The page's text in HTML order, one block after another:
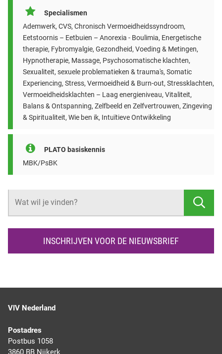
Specialismen
Ademwerk, CVS, Chronisch Vermoeidheidssyndroom,
Eetstoornis – Eetbuien – Anorexia - Boulimia, Energetische
therapie, Fybromyalgie, Gezondheid, Voeding & Metingen,
Hypnotherapie, Massage, Psychosomatische klachten,
Sexualiteit, sexuele problematieken & trauma's, Somatic
Experiencing, Stress, Vermoeidheid & Burn-out, Stressklachten,
Vermoeidheidsklachten – Laag energieniveau, Vitaliteit,
Balans & Ontspanning, Zelfbeeld en Zelfvertrouwen, Zingeving
& Spiritualiteit, Wie ben ik, Intuïtieve Ontwikkeling
PLATO basiskennis
MBK/PsBK
E
E
INSCHRIJVEN VOOR DE NIEUWSBRIEF
VIV Nederland
Postadres
Postbus 1058
3860 BB Nijkerk